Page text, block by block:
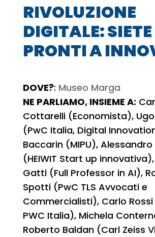
RIVOLUZIONE
DIGITALE: SIETE
PRONTI A
DOVE?: Museo Marga
NE PARLIAMO, INSIEME A:
Cottarelli (Economista),
(PwC Italia, Digital
Baccarin (MIPU),
(HEIWIT Start up
Gatti (Full Professor in AI),
Spotti (PwC TLS Avvocati e
Commercialisti), Carlo
PWC Italia), Michela
Roberto Baldan (Carl Zeiss